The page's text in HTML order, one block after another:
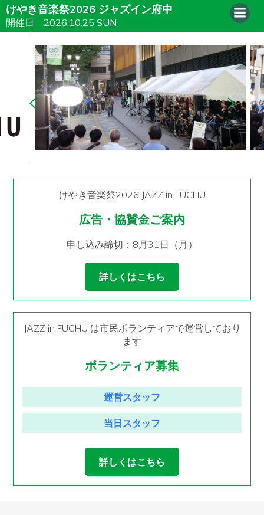
けやき音楽祭2026 ジャズイン府中
開催日 2026.10.25 SUN
けやき音楽祭2026 JAZZ in FUCHU
広告・協賛金ご案内
申し込み締切：8月31日（月）
詳しくはこちら
JAZZ in FUCHU は市民ボランティアで運営しており
ます
ボランティア募集
運営スタッフ
当日スタッフ
詳しくはこちら